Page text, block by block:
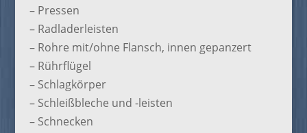
– Pressen
– Radladerleisten
– Rohre mit/ohne Flansch, innen gepanzert
– Rührflügel
– Schlagkörper
– Schleißbleche und -leisten
– Schnecken